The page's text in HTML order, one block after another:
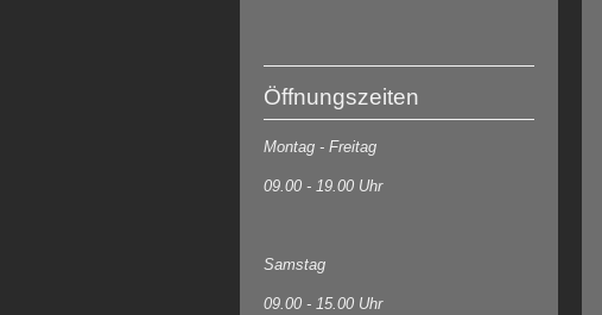
Öffnungszeiten
Montag - Freitag
09.00 - 19.00 Uhr
Samstag
09.00 - 15.00 Uhr